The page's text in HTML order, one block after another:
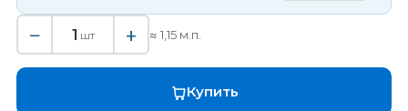
− 1 шт + ≈ 1,15 м.п.
Купить